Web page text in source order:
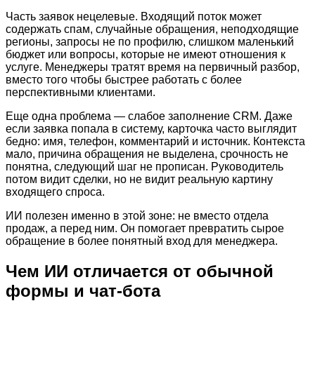
Часть заявок нецелевые. Входящий поток может
содержать спам, случайные обращения, неподходящие
регионы, запросы не по профилю, слишком маленький
бюджет или вопросы, которые не имеют отношения к
услуге. Менеджеры тратят время на первичный разбор,
вместо того чтобы быстрее работать с более
перспективными клиентами.
Еще одна проблема — слабое заполнение CRM. Даже
если заявка попала в систему, карточка часто выглядит
бедно: имя, телефон, комментарий и источник. Контекста
мало, причина обращения не выделена, срочность не
понятна, следующий шаг не прописан. Руководитель
потом видит сделки, но не видит реальную картину
входящего спроса.
ИИ полезен именно в этой зоне: не вместо отдела
продаж, а перед ним. Он помогает превратить сырое
обращение в более понятный вход для менеджера.
Чем ИИ отличается от обычной
формы и чат-бота